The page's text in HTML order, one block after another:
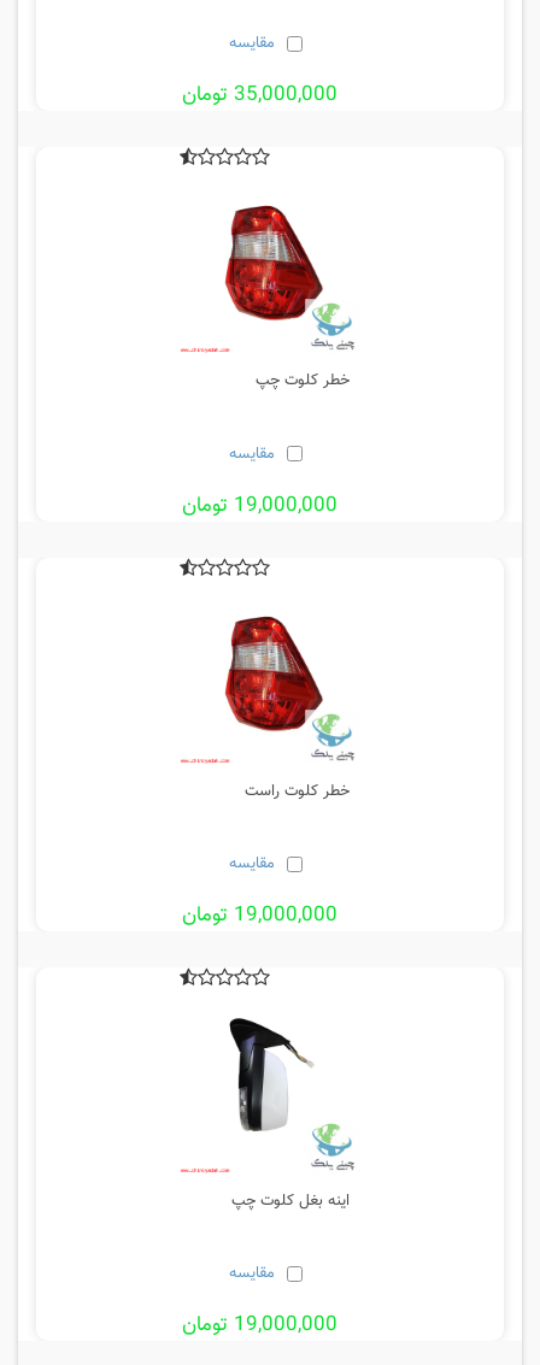
مقایسه
35,000,000 تومان
خطر کلوت چپ
مقایسه
19,000,000 تومان
خطر کلوت راست
مقایسه
19,000,000 تومان
اینه بغل کلوت چپ
مقایسه
19,000,000 تومان